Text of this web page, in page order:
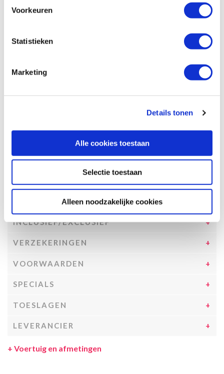
Voorkeuren
Statistieken
Marketing
Details tonen
Alle cookies toestaan
Selectie toestaan
Alleen noodzakelijke cookies
Specificaties, tekeningen en plattegrond van de camper zijn
garantie dat de maximale bezetting voldoende comfortabel is.
Afmetingen en het interieur kunnen in werkelijkheid afwijken van
Victoria CamperHolidays is niet aansprakelijk voor deze afwijkingen
en tussentijdse wijzigingen door de camperverhuurder. Als de
camperverhuurder, om onvoorziene omstandigheden, het
geboekte campertype niet kan leveren, behoudt ze zich het recht
voor een gelijkwaardig of groter type te leveren. Extra kosten die
hierdoor ontstaan (bijvoorbeeld extra brandstof of meerkosten bij
de ferry overtocht) worden niet vergoed.
UITRUSTING CAMPER
INCLUSIEF/EXCLUSIEF
VERZEKERINGEN
VOORWAARDEN
SPECIALS
TOESLAGEN
LEVERANCIER
+ Voertuig en afmetingen